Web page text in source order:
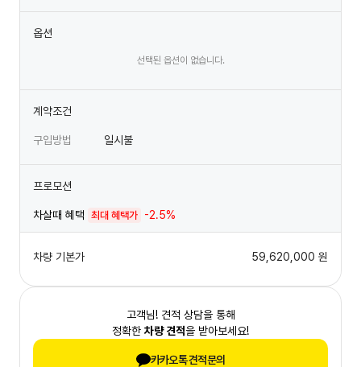
옵션
선택된 옵션이 없습니다.
계약조건
구입방법 일시불
프로모션
차살때 혜택 최대 혜택가 -2.5%
차량 기본가 59,620,000 원
고객님! 견적 상담을 통해
정확한 차량 견적을 받아보세요!
카카오톡 견적문의